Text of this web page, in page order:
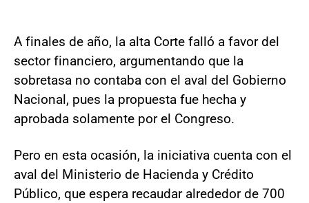
A finales de año, la alta Corte falló a favor del
sector financiero, argumentando que la
sobretasa no contaba con el aval del Gobierno
Nacional, pues la propuesta fue hecha y
aprobada solamente por el Congreso.
Pero en esta ocasión, la iniciativa cuenta con el
aval del Ministerio de Hacienda y Crédito
Público, que espera recaudar alrededor de 700